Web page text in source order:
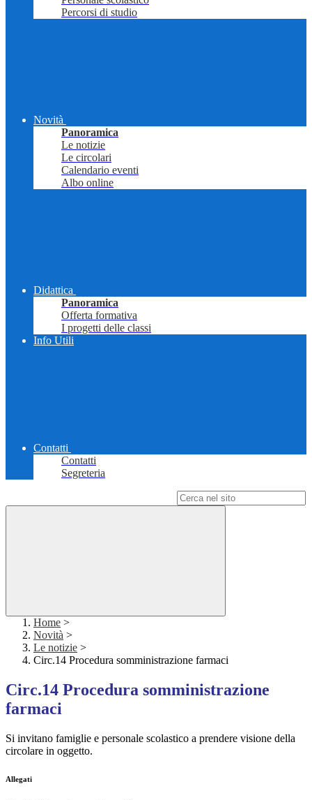
Percorsi di studio
Novità
Panoramica
Le notizie
Le circolari
Calendario eventi
Albo online
Didattica
Panoramica
Offerta formativa
I progetti delle classi
Info Utili
Contatti
Contatti
Segreteria
Home >
Novità >
Le notizie >
Circ.14 Procedura somministrazione farmaci
Circ.14 Procedura somministrazione
farmaci
Si invitano famiglie e personale scolastico a prendere visione della
circolare in oggetto.
Allegati